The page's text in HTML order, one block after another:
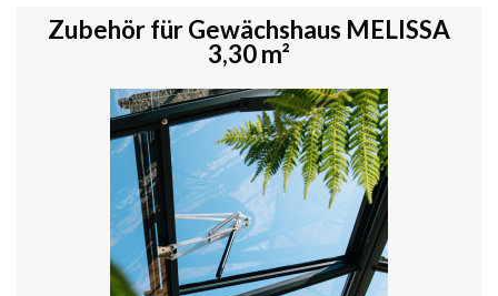
Zubehör für Gewächshaus MELISSA
3,30 m²